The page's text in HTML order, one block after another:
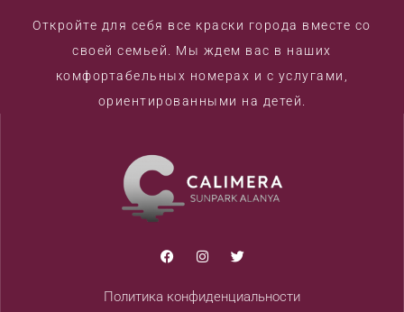
Откройте для себя все краски города вместе со
своей семьей. Мы ждем вас в наших
комфортабельных номерах и с услугами,
ориентированными на детей.
Политика конфиденциальности